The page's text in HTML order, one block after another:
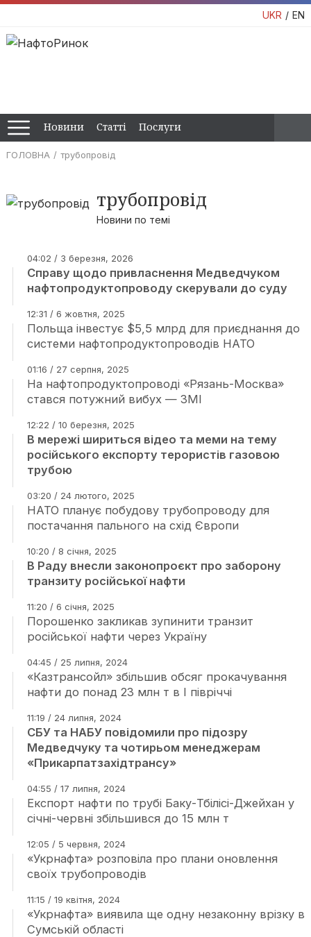
UKR EN
Новини Статті Послуги
ГОЛОВНА трубопровід
трубопровід
Новини по темі
04:02 / 3 березня, 2026
Справу щодо привласнення Медведчуком
нафтопродуктопроводу скерували до суду
12:31 / 6 жовтня, 2025
Польща інвестує $5,5 млрд для приєднання до
системи нафтопродуктопроводів НАТО
01:16 / 27 серпня, 2025
На нафтопродуктопроводі «Рязань-Москва»
стався потужний вибух — ЗМІ
12:22 / 10 березня, 2025
В мережі шириться відео та меми на тему
російського експорту терористів газовою
трубою
03:20 / 24 лютого, 2025
НАТО планує побудову трубопроводу для
постачання пального на схід Європи
10:20 / 8 січня, 2025
В Раду внесли законопроєкт про заборону
транзиту російської нафти
11:20 / 6 січня, 2025
Порошенко закликав зупинити транзит
російської нафти через Україну
04:45 / 25 липня, 2024
«Казтрансойл» збільшив обсяг прокачування
нафти до понад 23 млн т в І півріччі
11:19 / 24 липня, 2024
СБУ та НАБУ повідомили про підозру
Медведчуку та чотирьом менеджерам
«Прикарпатзахідтрансу»
04:55 / 17 липня, 2024
Експорт нафти по трубі Баку-Тбілісі-Джейхан у
січні-червні збільшився до 15 млн т
12:05 / 5 червня, 2024
«Укрнафта» розповіла про плани оновлення
своїх трубопроводів
11:15 / 19 квітня, 2024
«Укрнафта» виявила ще одну незаконну врізку в
Сумській області